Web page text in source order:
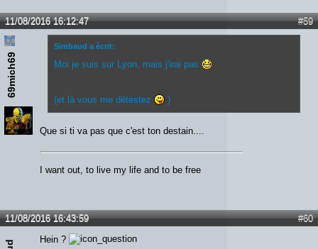
#59
11/08/2016 16:12:47
69mich69
Simbaud a écrit:
Moi je suis sur Lyon, mais j'irai pas
(et là vous me détestez )
Que si ti va pas que c'est ton destain....
I want out, to live my life and to be free
#60
11/08/2016 16:43:59
Hein ?